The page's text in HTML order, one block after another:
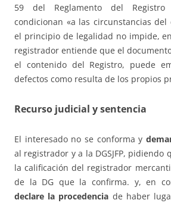
59 del Reglamento del
condicionan «a las circunstancias del
el principio de legalidad no impide,
registrador entiende que el
el contenido del Registro, puede
defectos como resulta de los propios
Recurso judicial y sentencia
El interesado no se conforma y
al registrador y a la DGSJFP, pidiendo
la calificación del registrador
de la DG que la confirma. y, en
declare la procedencia de haber